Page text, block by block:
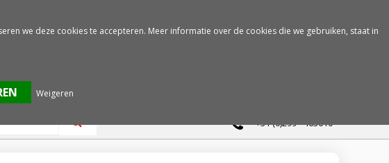
+31 (0)299 - 463610
we deze cookies te accepteren. Meer informatie over de cookies die we gebruiken, staat in
Weigeren